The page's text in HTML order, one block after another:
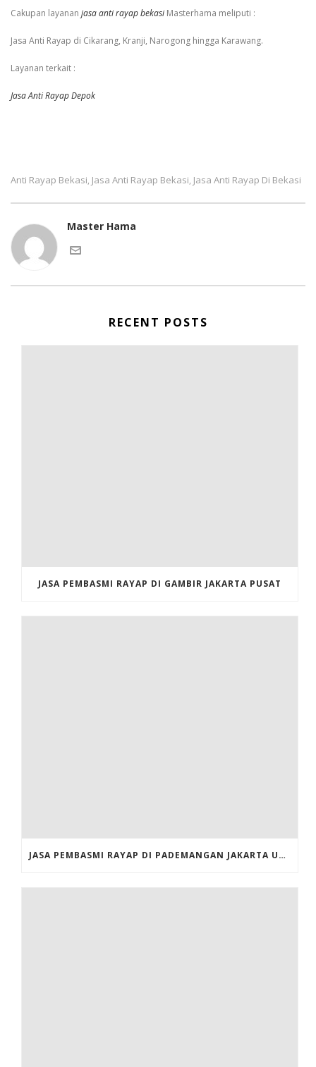
Cakupan layanan jasa anti rayap bekasi Masterhama meliputi :
Jasa Anti Rayap di Cikarang, Kranji, Narogong hingga Karawang.
Layanan terkait :
Jasa Anti Rayap Depok
Anti Rayap Bekasi, Jasa Anti Rayap Bekasi, Jasa Anti Rayap Di Bekasi
Master Hama
RECENT POSTS
JASA PEMBASMI RAYAP DI GAMBIR JAKARTA PUSAT
JASA PEMBASMI RAYAP DI PADEMANGAN JAKARTA UTARA